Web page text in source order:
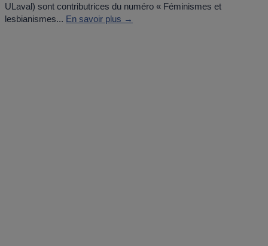
ULaval) sont contributrices du numéro « Féminismes et
lesbianismes... En savoir plus →